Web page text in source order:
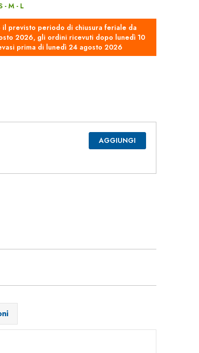
- M - L
previsto periodo di chiusura feriale da
2026, gli ordini ricevuti dopo lunedì 10
prima di lunedì 24 agosto 2026
AGGIUNGI